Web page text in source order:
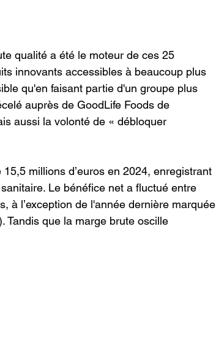
qualité a été le moteur de ces 25
innovants accessibles à beaucoup plus
qu'en faisant partie d'un groupe plus
auprès de GoodLife Foods de
aussi la volonté de « débloquer
15,5 millions d’euros en 2024, enregistrant
Le bénéfice net a fluctué entre
à l’exception de l'année dernière marquée
Tandis que la marge brute oscille